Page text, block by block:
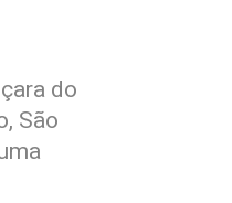
do
São